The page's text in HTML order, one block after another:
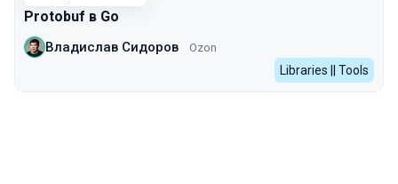
Protobuf в Go
Владислав Сидоров Ozon
Libraries || Tools